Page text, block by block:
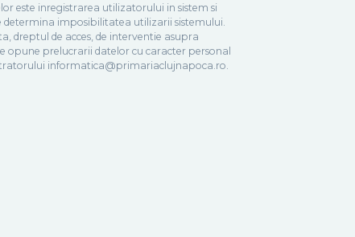
este inregistrarea utilizatorului in sistem si
determina imposibilitatea utilizarii sistemului.
dreptul de acces, de interventie asupra
opune prelucrarii datelor cu caracter personal
informatica@primariaclujnapoca.ro.